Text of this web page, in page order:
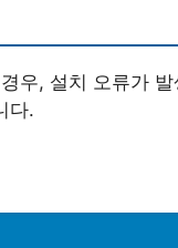
우, 설치 오류가 발
다.